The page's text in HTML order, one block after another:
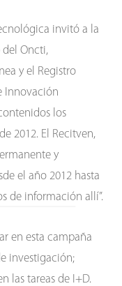
invitó a la
Oncti,
y el Registro
Innovación
los
2012. El Recitven,
y
el año 2012 hasta
de información allí”.
en esta campaña
investigación;
las tareas de I+D.